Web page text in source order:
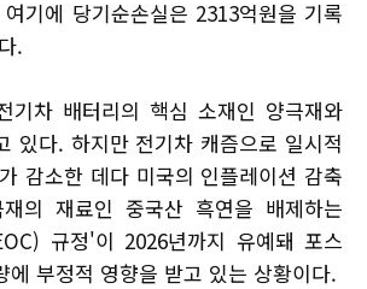
기에 당기순손실은 2313억원을 기록
.
기차 배터리의 핵심 소재인 양극재와
있다. 하지만 전기차 캐즘으로 일시적
감소한 데다 미국의 인플레이션 감축
의 재료인 중국산 흑연을 배제하는
규정'이 2026년까지 유예돼 포스
에 부정적 영향을 받고 있는 상황이다.